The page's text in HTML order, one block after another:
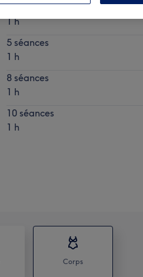
3 séances
1 h
5 séances
1 h
8 séances
1 h
10 séances
1 h
Corps